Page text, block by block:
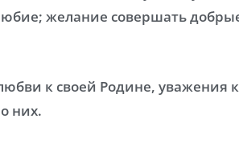
желание совершать
к своей Родине, уважения к
них.